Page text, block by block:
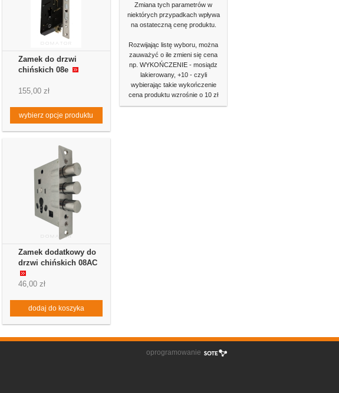
Zamek do drzwi
chińskich 08e
155,00 zł
wybierz opcje produktu
Zamek dodatkowy do
drzwi chińskich 08AC
46,00 zł
dodaj do koszyka
Zmiana tych parametrów w
niektórych przypadkach wpływa
na ostateczną cenę produktu.
Rozwijając listę wyboru, można
zauważyć o ile zmieni się cena
np. WYKOŃCZENIE - mosiądz
lakierowany, +10 - czyli
wybierając takie wykończenie
cena produktu wzrośnie o 10 zł
oprogramowanie